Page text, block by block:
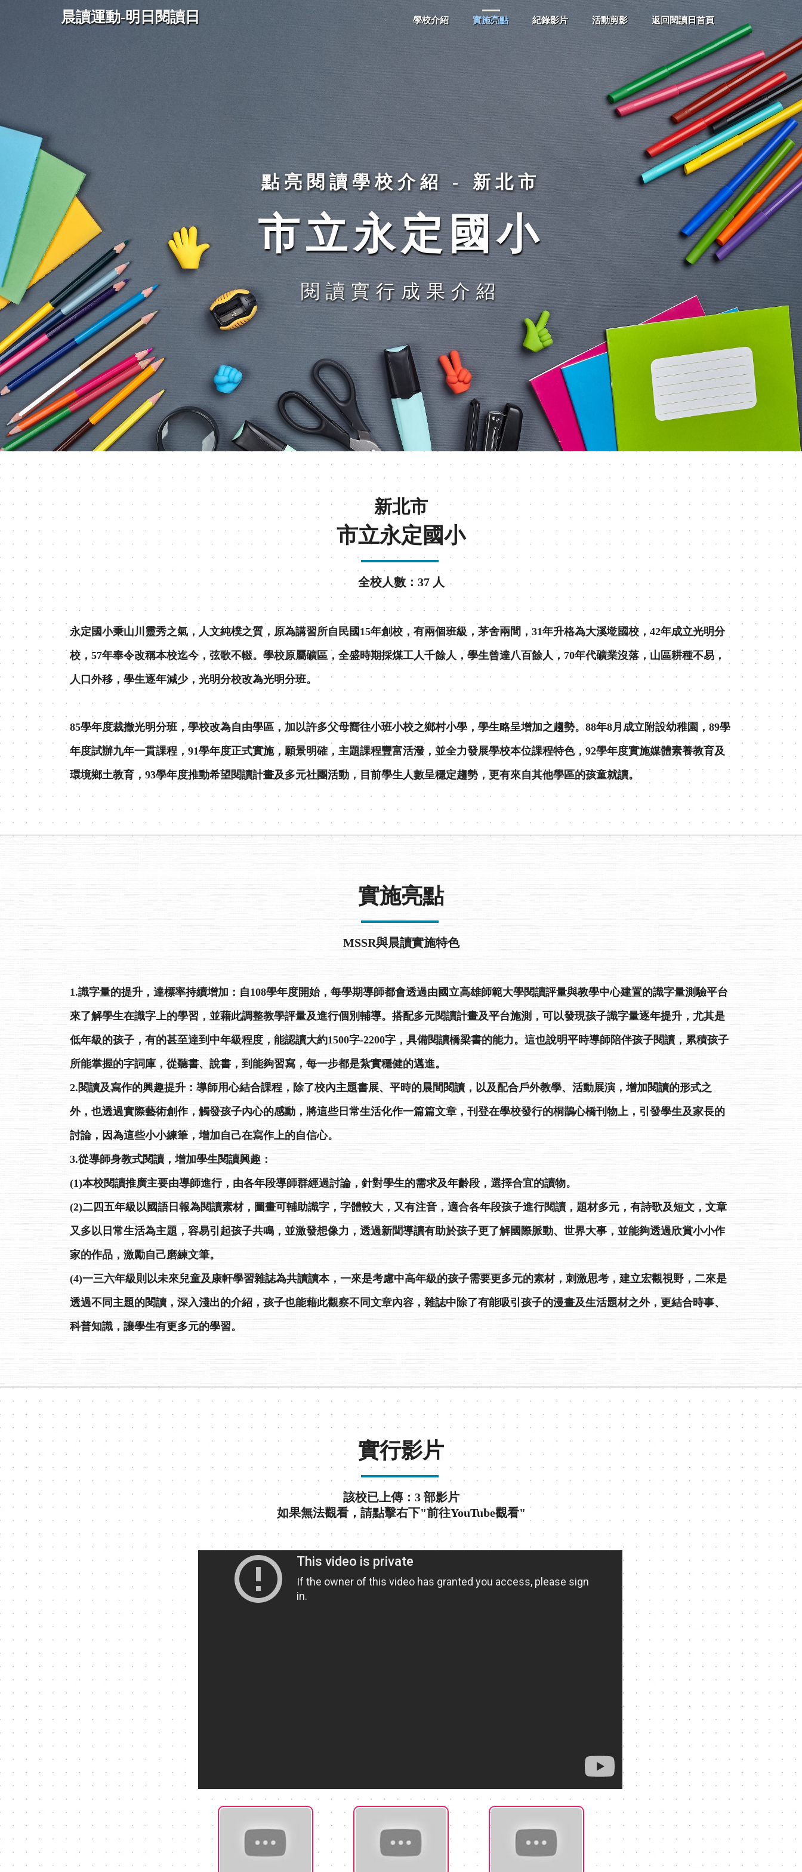
晨讀運動-明日閱讀日 學校介紹 實施亮點 紀錄影片 活動剪影 返回閱讀日首頁
點亮閱讀學校介紹 - 新北市
市立永定國小
閱讀實行成果介紹
新北市
市立永定國小
全校人數：37 人
永定國小秉山川靈秀之氣，人文純樸之質，原為講習所自民國15年創校，有兩個班級，茅舍兩間，31年升格為大溪墘國校，42年成立光明分
校，57年奉令改稱本校迄今，弦歌不輟。學校原屬礦區，全盛時期採煤工人千餘人，學生曾達八百餘人，70年代礦業沒落，山區耕種不易，
人口外移，學生逐年減少，光明分校改為光明分班。
85學年度裁撤光明分班，學校改為自由學區，加以許多父母嚮往小班小校之鄉村小學，學生略呈增加之趨勢。88年8月成立附設幼稚園，89學
年度試辦九年一貫課程，91學年度正式實施，願景明確，主題課程豐富活潑，並全力發展學校本位課程特色，92學年度實施媒體素養教育及
環境鄉土教育，93學年度推動希望閱讀計畫及多元社團活動，目前學生人數呈穩定趨勢，更有來自其他學區的孩童就讀。
實施亮點
MSSR與晨讀實施特色
1.識字量的提升，達標率持續增加：自108學年度開始，每學期導師都會透過由國立高雄師範大學閱讀評量與教學中心建置的識字量測驗平台
來了解學生在識字上的學習，並藉此調整教學評量及進行個別輔導。搭配多元閱讀計畫及平台施測，可以發現孩子識字量逐年提升，尤其是
低年級的孩子，有的甚至達到中年級程度，能認讀大約1500字-2200字，具備閱讀橋梁書的能力。這也說明平時導師陪伴孩子閱讀，累積孩子
所能掌握的字詞庫，從聽書、說書，到能夠習寫，每一步都是紮實穩健的邁進。
2.閱讀及寫作的興趣提升：導師用心結合課程，除了校內主題書展、平時的晨間閱讀，以及配合戶外教學、活動展演，增加閱讀的形式之
外，也透過實際藝術創作，觸發孩子內心的感動，將這些日常生活化作一篇篇文章，刊登在學校發行的桐鵲心橋刊物上，引發學生及家長的
討論，因為這些小小練筆，增加自己在寫作上的自信心。
3.從導師身教式閱讀，增加學生閱讀興趣：
(1)本校閱讀推廣主要由導師進行，由各年段導師群經過討論，針對學生的需求及年齡段，選擇合宜的讀物。
(2)二四五年級以國語日報為閱讀素材，圖畫可輔助識字，字體較大，又有注音，適合各年段孩子進行閱讀，題材多元，有詩歌及短文，文章
又多以日常生活為主題，容易引起孩子共鳴，並激發想像力，透過新聞導讀有助於孩子更了解國際脈動、世界大事，並能夠透過欣賞小小作
家的作品，激勵自己磨練文筆。
(4)一三六年級則以未來兒童及康軒學習雜誌為共讀讀本，一來是考慮中高年級的孩子需要更多元的素材，刺激思考，建立宏觀視野，二來是
透過不同主題的閱讀，深入淺出的介紹，孩子也能藉此觀察不同文章內容，雜誌中除了有能吸引孩子的漫畫及生活題材之外，更結合時事、
科普知識，讓學生有更多元的學習。
實行影片
該校已上傳：3 部影片
如果無法觀看，請點擊右下"前往YouTube觀看"